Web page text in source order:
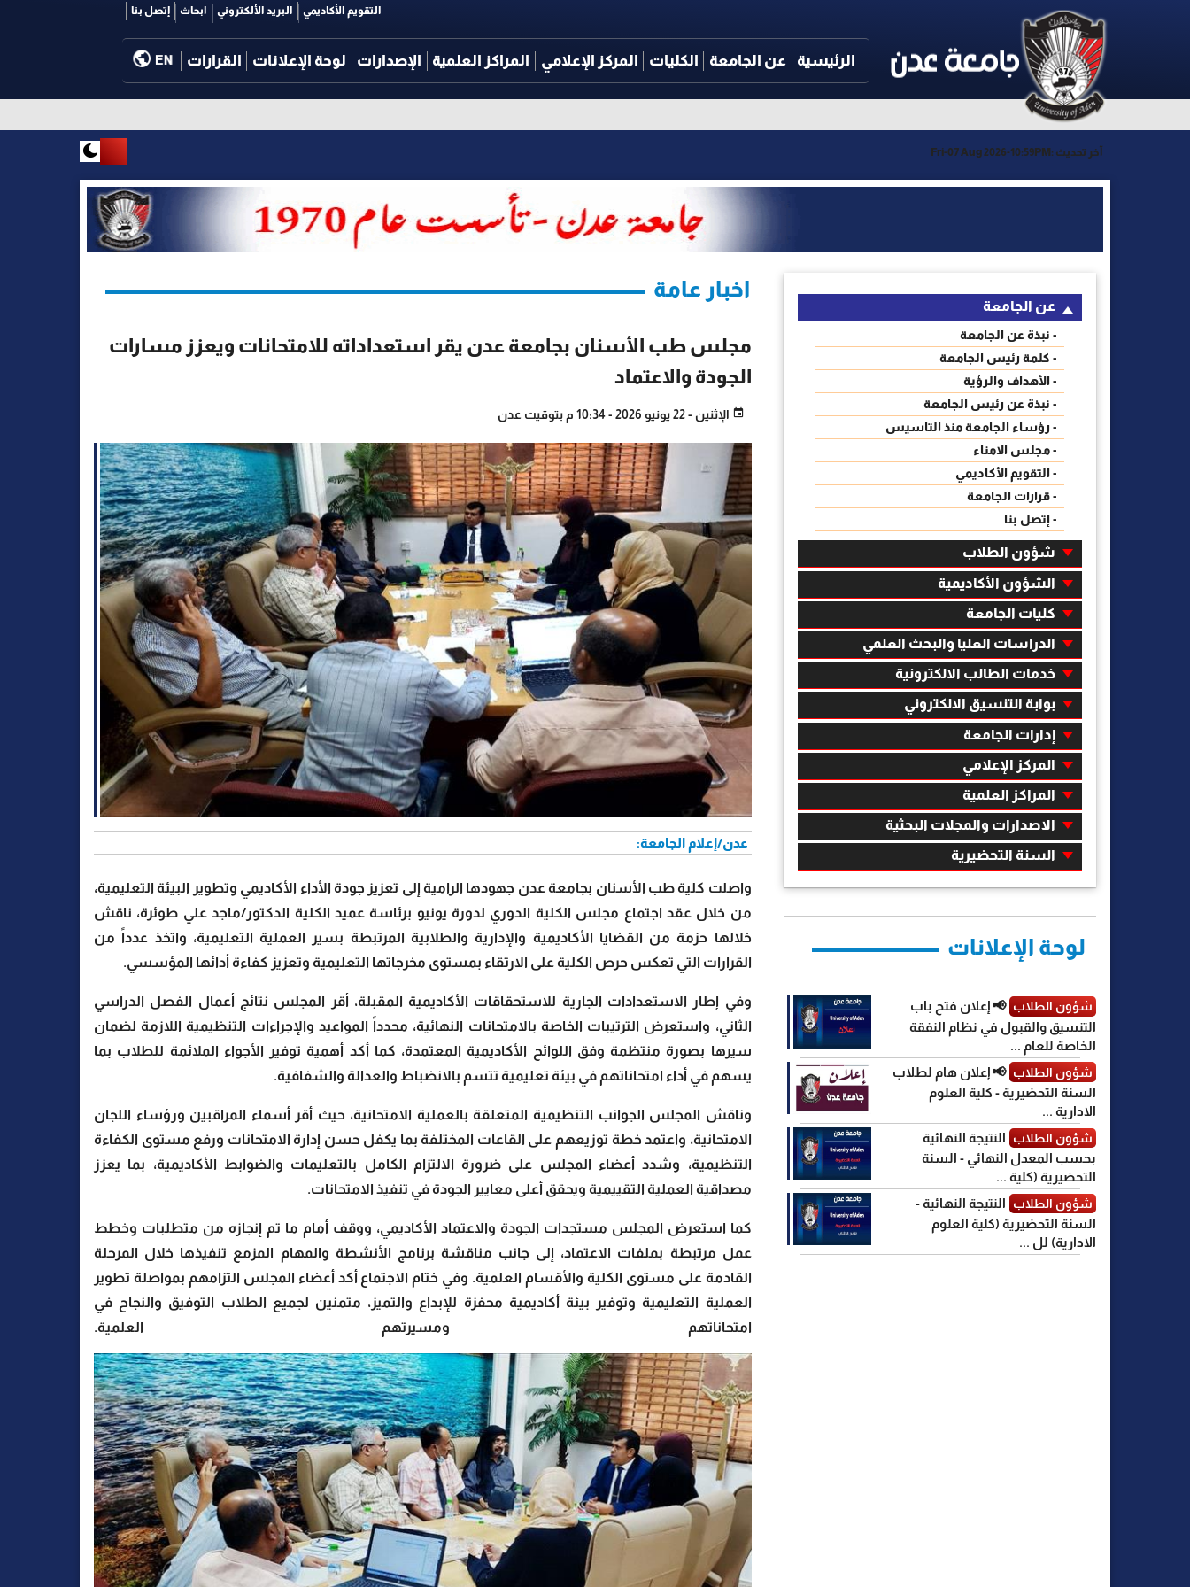
التقويم الأكاديمي البريد الألكتروني ابحاث إتصل بنا
الرئيسية عن الجامعة الكليات المركز الإعلامي المراكز العلمية الإصدارات لوحة الإعلانات القرارات EN
آخر تحديث : Fri-07 Aug 2026-10:59PM
اخبار عامة
مجلس طب الأسنان بجامعة عدن يقر استعداداته للامتحانات ويعزز مسارات
الجودة والاعتماد
الإثنين - 22 يونيو 2026 - 10:34 م بتوقيت عدن
عدن/إعلام الجامعة:
واصلت كلية طب الأسنان بجامعة عدن جهودها الرامية إلى تعزيز جودة الأداء الأكاديمي وتطوير البيئة التعليمية،
من خلال عقد اجتماع مجلس الكلية الدوري لدورة يونيو برئاسة عميد الكلية الدكتور/ماجد علي طوئرة، ناقش
خلالها حزمة من القضايا الأكاديمية والإدارية والطلابية المرتبطة بسير العملية التعليمية، واتخذ عدداً من
القرارات التي تعكس حرص الكلية على الارتقاء بمستوى مخرجاتها التعليمية وتعزيز كفاءة أدائها المؤسسي.
وفي إطار الاستعدادات الجارية للاستحقاقات الأكاديمية المقبلة، أقر المجلس نتائج أعمال الفصل الدراسي
الثاني، واستعرض الترتيبات الخاصة بالامتحانات النهائية، محدداً المواعيد والإجراءات التنظيمية اللازمة لضمان
سيرها بصورة منتظمة وفق اللوائح الأكاديمية المعتمدة، كما أكد أهمية توفير الأجواء الملائمة للطلاب بما
يسهم في أداء امتحاناتهم في بيئة تعليمية تتسم بالانضباط والعدالة والشفافية.
وناقش المجلس الجوانب التنظيمية المتعلقة بالعملية الامتحانية، حيث أقر أسماء المراقبين ورؤساء اللجان
الامتحانية، واعتمد خطة توزيعهم على القاعات المختلفة بما يكفل حسن إدارة الامتحانات ورفع مستوى الكفاءة
التنظيمية، وشدد أعضاء المجلس على ضرورة الالتزام الكامل بالتعليمات والضوابط الأكاديمية، بما يعزز
مصداقية العملية التقييمية ويحقق أعلى معايير الجودة في تنفيذ الامتحانات.
كما استعرض المجلس مستجدات الجودة والاعتماد الأكاديمي، ووقف أمام ما تم إنجازه من متطلبات وخطط
عمل مرتبطة بملفات الاعتماد، إلى جانب مناقشة برنامج الأنشطة والمهام المزمع تنفيذها خلال المرحلة
القادمة على مستوى الكلية والأقسام العلمية. وفي ختام الاجتماع أكد أعضاء المجلس التزامهم بمواصلة تطوير
العملية التعليمية وتوفير بيئة أكاديمية محفزة للإبداع والتميز، متمنين لجميع الطلاب التوفيق والنجاح في
امتحاناتهم ومسيرتهم العلمية.
عن الجامعة
- نبذة عن الجامعة
- كلمة رئيس الجامعة
- الأهداف والرؤية
- نبذة عن رئيس الجامعة
- رؤساء الجامعة منذ التاسيس
- مجلس الامناء
- التقويم الأكاديمي
- قرارات الجامعة
- إتصل بنا
شؤون الطلاب
الشؤون الأكاديمية
كليات الجامعة
الدراسات العليا والبحث العلمي
خدمات الطالب الالكترونية
بوابة التنسيق الالكتروني
إدارات الجامعة
المركز الإعلامي
المراكز العلمية
الاصدارات والمجلات البحثية
السنة التحضيرية
لوحة الإعلانات
شؤون الطلاب 📢 إعلان فتح باب
التنسيق والقبول في نظام النفقة
الخاصة للعام ...
شؤون الطلاب 📢 إعلان هام لطلاب
السنة التحضيرية - كلية العلوم
الادارية ...
شؤون الطلاب
النتيجة النهائية
بحسب المعدل النهائي - السنة
التحضيرية (كلية ...
شؤون الطلاب
النتيجة النهائية -
السنة التحضيرية (كلية العلوم
الادارية) لل ...